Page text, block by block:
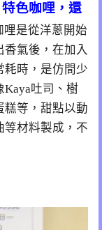
色咖哩，還
哩是從洋蔥開始
氣後，在加入
耗時，是仿間少
Kaya吐司、樹
糕等，甜點以動
等材料製成，不